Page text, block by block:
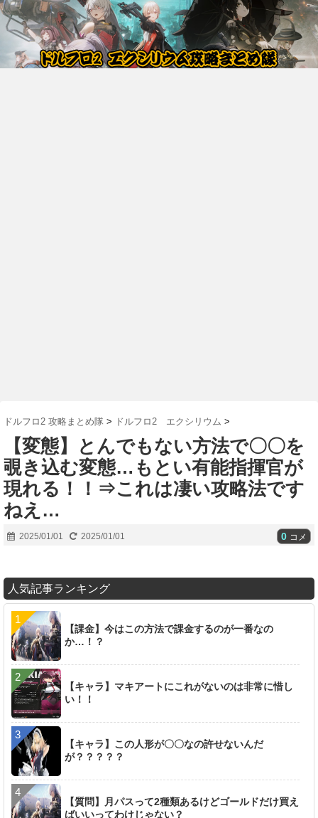
ドルフロ2 攻略まとめ隊 > ドルフロ2 エクシリウム >
【変態】とんでもない方法で〇〇を
覗き込む変態…もとい有能指揮官が
現れる！！⇒これは凄い攻略法です
ねえ…
2025/01/01 2025/01/01 0 コメ
人気記事ランキング
【課金】今はこの方法で課金するのが一番なの
か…！？
【キャラ】マキアートにこれがないのは非常に惜し
い！！
【キャラ】この人形が〇〇なの許せないんだ
が？？？？？
【質問】月パスって2種類あるけどゴールドだけ買え
ばいいってわけじゃない？